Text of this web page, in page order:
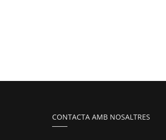
CONTACTA AMB NOSALTRES